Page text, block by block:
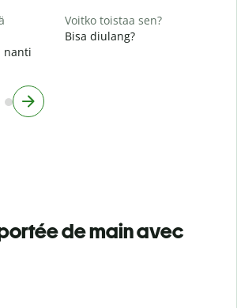
nanti
Voitko toistaa sen?
Bisa diulang?
de main avec